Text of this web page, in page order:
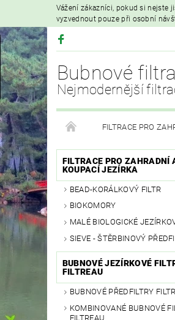
Vážení zákazníci, pokud si nejste
vyzvednout pouze při osobní
Bubnové
Nejmodernější
FILTRACE PRO
HYDROIZOLAČNÍ FÓLIE
VZDUCHOVÁ ČERPADLA A
PRODEJ KOI KAPRŮ
FILTRACE PRO ZAHRADNÍ
KOUPACÍ JEZÍRKA
BEAD-KORÁLKOVÝ FILTR
BIOKOMORY
MALÉ BIOLOGICKÉ
SIEVE - ŠTĚRBINOVÝ
BUBNOVÉ JEZÍRKOVÉ
FILTREAU
BUBNOVÉ PŘEDFILTRY
KOMBINOVANÉ BUBNOVÉ
FILTREAU